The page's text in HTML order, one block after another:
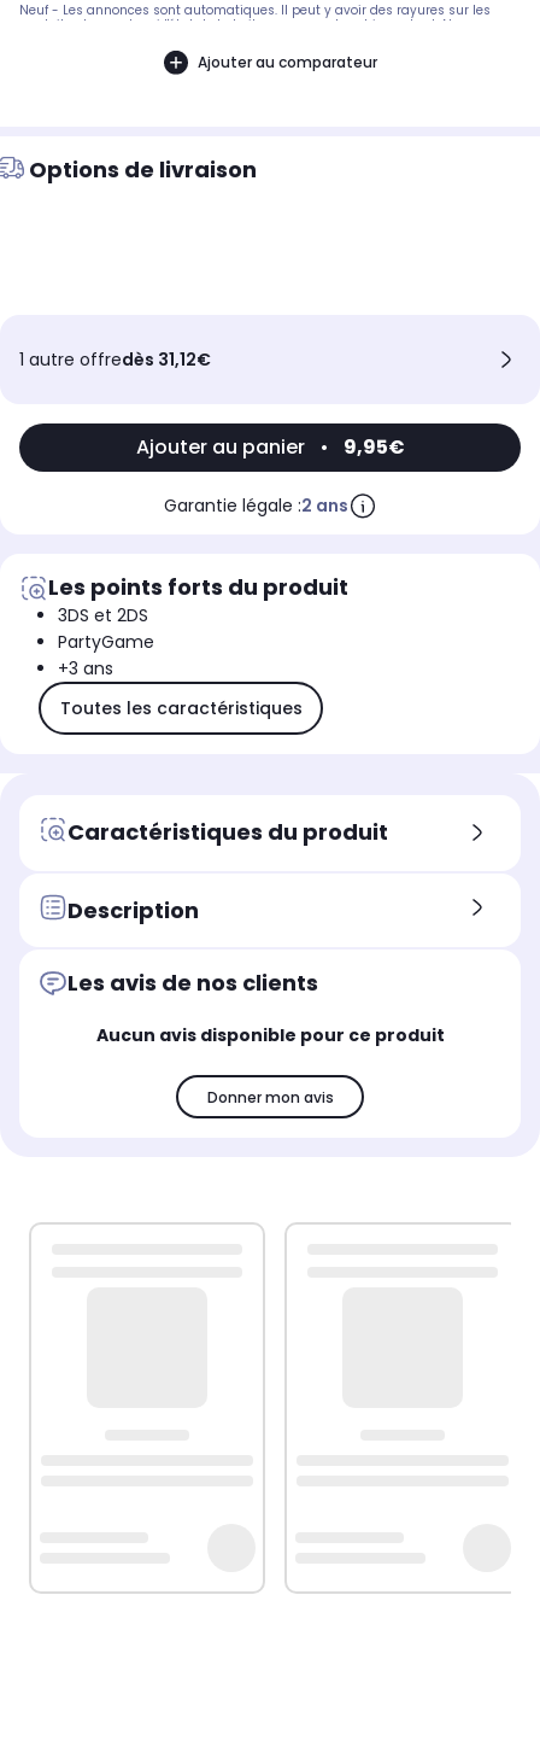
Neuf - Les annonces sont automatiques. Il peut y avoir des rayures sur les
produits, demandez si l'état de la boite par exemple est important. Nous ne
Ajouter au comparateur
Options de livraison
1 autre offredès 31,12€
Ajouter au panier • 9,95€
Garantie légale :2 ans
Les points forts du produit
3DS et 2DS
PartyGame
+3 ans
Toutes les caractéristiques
Caractéristiques du produit
Description
Les avis de nos clients
Aucun avis disponible pour ce produit
Donner mon avis